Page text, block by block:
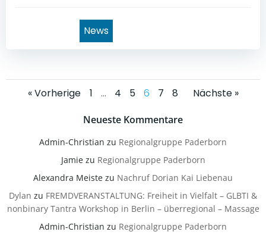
News
Posts
navigation
« Vorherige
Posts
navigation
Page
1 … Page
4 Page
5 Page
6 Page
7 Page
8
Posts
Nächste »
Neueste Kommentare
Admin-Christian zu Regionalgruppe Paderborn
Jamiezu Regionalgruppe Paderborn
Alexandra Meiste zu Nachruf Dorian Kai Liebenau
Dylan zu FREMDVERANSTALTUNG: Freiheit in Vielfalt – GLBTI &
nonbinary Tantra Workshop in Berlin – überregional – Massage
Admin-Christian zu Regionalgruppe Paderborn